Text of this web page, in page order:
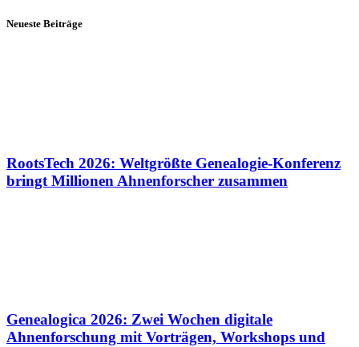
Neueste Beiträge
RootsTech 2026: Weltgrößte Genealogie-Konferenz
bringt Millionen Ahnenforscher zusammen
Genealogica 2026: Zwei Wochen digitale
Ahnenforschung mit Vorträgen, Workshops und